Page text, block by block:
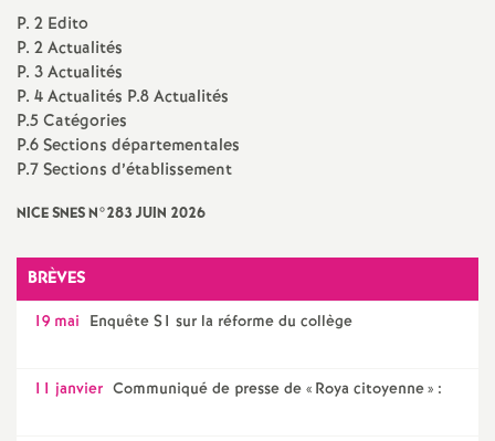
a
l
d
P. 2 Edito
P. 2 Actualités
P. 3 Actualités
P. 4 Actualités P.8 Actualités
P.5 Catégories
P.6 Sections départementales
P.7 Sections d’établissement
NICE SNES N°283 JUIN 2026
BRÈVES
19 mai Enquête S1 sur la réforme du collège
11 janvier Communiqué de presse de « Roya citoyenne» :